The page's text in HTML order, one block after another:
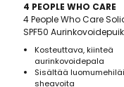
4 PEOPLE WHO CARE
4 People Who Care
SPF50
Kosteuttava, kiinteä
aurinkovoidepala
Sisältää
sheavoita